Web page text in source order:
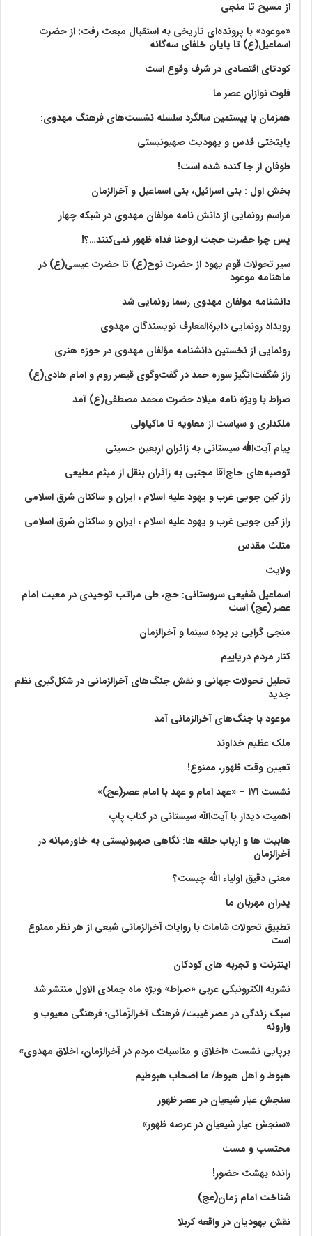
از مسیح تا منجی
«موعود» با پرونده‌ای تاریخی به استقبال مبعث رفت: از حضرت
اسماعیل(ع) تا پایان خلفای سه‌گانه
کودتای اقتصادی در شرف وقوع است
فلوت نوازان عصر ما
همزمان با بیستمین سالگرد سلسله نشست‌های فرهنگ مهدوی:‌
پایتختی قدس و یهودیت صهیونیستی
طوفان از جا کنده شده است!
بخش اول : بنی اسرائیل، بنی اسماعیل و آخرالزمان
مراسم رونمایی از دانش نامه مولفان مهدوی در شبکه چهار
پس چرا حضرت حجت اروحنا فداه ظهور نمی‌کنند…؟!
سیر تحولات قوم یهود از حضرت نوح(ع) تا حضرت عیسی(ع) در
ماهنامه موعود
دانشنامه مولفان مهدوی رسما رونمایی شد
رویداد رونمایی دایرةالمعارف نویسندگان مهدوی
رونمایی از نخستین دانشنامه مؤلفان مهدوی در حوزه هنری
راز شگفت‌انگیز سوره حمد در گفت‌وگوی قیصر روم و امام هادی(ع)
صراط با ویژه نامه میلاد حضرت محمد مصطفی(ع) آمد
ملکداری و سیاست از معاویه تا ماکیاولی
پیام آیت‌الله سیستانی به زائران اربعین حسینی
توصیه‌های حاج‌آقا مجتبی به زائران بنقل از میثم مطیعی
راز کین جویی غرب و یهود علیه اسلام ، ایران و ساکنان شرق اسلامی
راز کین جویی غرب و یهود علیه اسلام ، ایران و ساکنان شرق اسلامی
مثلث مقدس
ولايت‏
اسماعیل شفیعی سروستانی: حج، طی مراتب توحیدی در معیت امام
عصر (عج) است
منجی گرایی بر پرده سینما و آخرالزمان
کنار مردم دریاییم
تحلیل تحولات جهانی و نقش جنگ‌های آخرالزمانی در شکل‌گیری نظم
جدید
موعود با جنگ‌های آخرالزمانی آمد
ملک عظیم خداوند
تعیین وقت ظهور، ممنوع!
نشست ۱۷۱ – «عهد امام و عهد با امام عصر(عج)»
اهمیت دیدار با آیت‌الله سیستانی در کتاب پاپ
هابیت ها و ارباب حلقه ها: نگاهی صهیونیستی به خاورمیانه در
آخرالزمان
معنی دقیق اولیاء الله چیست؟
پدران مهربان ما
تطبیق تحولات شامات با روایات آخرالزمانی شیعی از هر نظر ممنوع
است
اینترنت و تجربه های کودکان
نشریه الکترونیکی عربی «صراط» ویژه ماه جمادی الاول منتشر شد
سبک زندگی در عصر غیبت/ فرهنگ آخرالزّمانی؛ فرهنگی معیوب و
وارونه
برپایی نشست «اخلاق و مناسبات مردم در آخرالزمان، اخلاق مهدوی»
هبوط و اهل هبوط/ ما اصحاب هبوطیم
سنجش عیار شیعیان در عصر ظهور
«سنجش عیار شیعیان در عرصه ظهور»
محتسب و مست
رانده بهشت‌ حضور!
شناخت امام زمان(عج)
نقش یهودیان در واقعه کربلا